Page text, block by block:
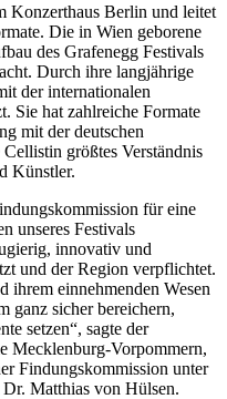
Konzerthaus Berlin und leitet
Die in Wien geborene
des Grafenegg Festivals
Durch ihre langjährige
der internationalen
Sie hat zahlreiche Formate
mit der deutschen
größtes Verständnis
Künstler.
für eine
unseres Festivals
innovativ und
und der Region verpflichtet.
einnehmenden Wesen
ganz sicher bereichern,
setzen“, sagte der
Mecklenburg-Vorpommern,
Findungskommission unter
Matthias von Hülsen.